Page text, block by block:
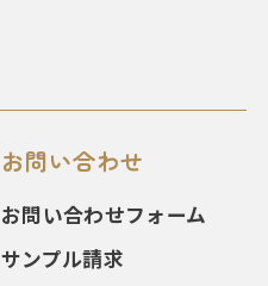
お問い合わせ
お問い合わせフォーム
サンプル請求